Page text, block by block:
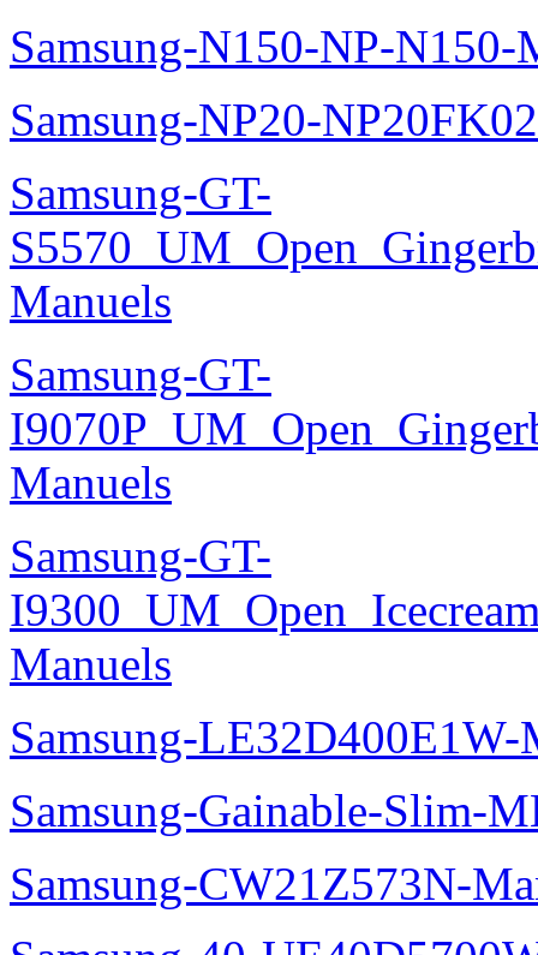
Samsung-N150-NP-N150-
Samsung-NP20-
Samsung-GT-
Manuels
Samsung-GT-
Manuels
Samsung-GT-
Manuels
Samsung-LE32D400E1W-
Samsung-Gainable-Slim-
Samsung-CW21Z573N-